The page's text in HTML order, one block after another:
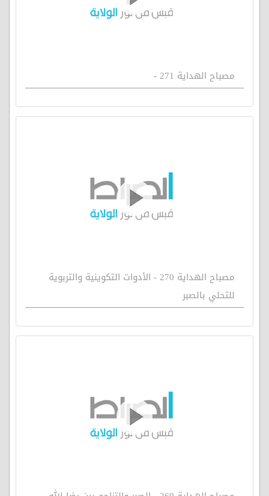
مصباح الهداية 271 -
مصباح الهداية 270 - الأدوات التكوينية والتربوية
للتحلي بالصبر